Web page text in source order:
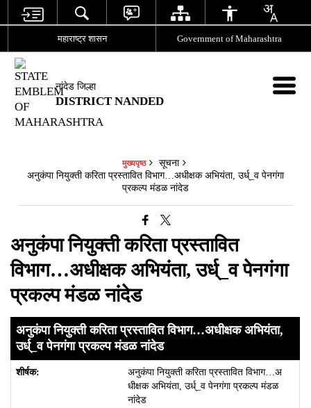
महाराष्ट्र शासन Government of Maharashtra
नांदेड जिल्हा
DISTRICT NANDED
मुख्यपृष्ठ
सूचना
अनुकंपा नियुक्ती करिता प्रस्तावित विभाग…अधीक्षक अभियंता, उर्ध्_व पेनगंगा
प्रकल्प मंडळ नांदेड
अनुकंपा नियुक्ती करिता प्रस्तावित
विभाग…अधीक्षक अभियंता, उर्ध्_व पेनगंगा
प्रकल्प मंडळ नांदेड
अनुकंपा नियुक्ती करिता प्रस्तावित विभाग…अधीक्षक अभियंता,
उर्ध्_व पेनगंगा प्रकल्प मंडळ नांदेड
अनुकंपा नियुक्ती करिता प्रस्तावित विभाग…अ
धीक्षक अभियंता, उर्ध्_व पेनगंगा प्रकल्प मंडळ
नांदेड